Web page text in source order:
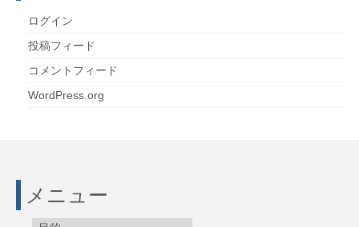
ログイン
投稿フィード
コメントフィード
WordPress.org
メニュー